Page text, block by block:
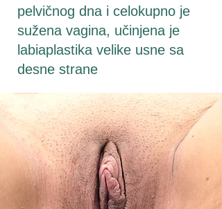
pelvičnog dna i celokupno je
sužena vagina, učinjena je
labiaplastika velike usne sa
desne strane